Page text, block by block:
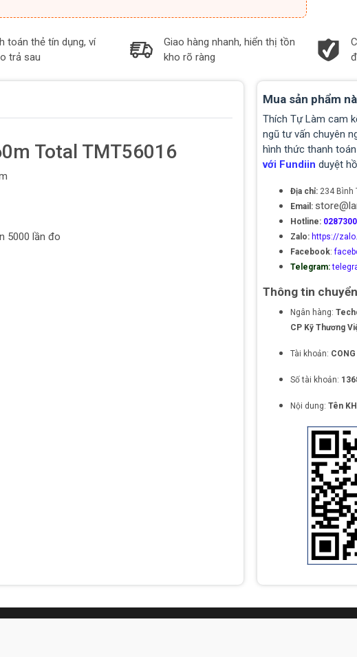
toán thẻ tín dụng, ví
trả sau
Giao hàng nhanh, hiển thị tồn
kho rõ ràng
Total TMT56016
5000 lần đo
Mua sản phẩm
Thích Tự Làm cam
ngũ tư vấn chuyên
hình thức thanh
với Fundiin duyệt
Địa chỉ: 234 Bình
Email:
Hotline:
Zalo: https://
Facebook:
Telegram:
Thông tin
Ngân hàng:
CP Kỹ Thương
Tài khoản:
Số tài khoản:
Nội dung: Tên